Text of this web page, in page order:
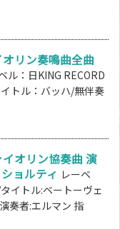
リン奏鳴曲全曲
ル：日KING RECORD
トル：バッハ/無伴奏
オリン協奏曲 演
ョルティ レーベ
イトル:ベートーヴェ
奏者:エルマン 指